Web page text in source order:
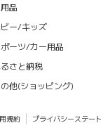
品
ー/キッズ
ポーツ/カー用品
さと納税
他(ショッピング)
規約 プライバシーステー